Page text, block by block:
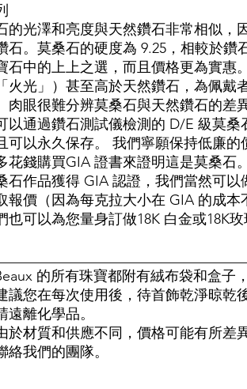
的光澤和亮度與天然鑽石非常相似，
石。莫桑石的硬度為 9.25，相較於鑽
石中的上上之選，而且價格更為實惠
火光」）甚至高於天然鑽石，為佩戴
肉眼很難分辨莫桑石與天然鑽石的差異
以通過鑽石測試儀檢測的 D/E 級莫桑
可以永久保存。 我們寧願保持低廉的
花錢購買GIA 證書來證明這是莫桑石
石作品獲得 GIA 認證，我們當然可以
報價（因為每克拉大小在 GIA 的成本
也可以為您量身訂做18K 白金或18K
的所有珠寶都附有絨布袋和盒子
議您在每次使用後，待首飾乾淨晾乾
遠離化學品。
於材質和供應不同，價格可能有所差
絡我們的團隊。